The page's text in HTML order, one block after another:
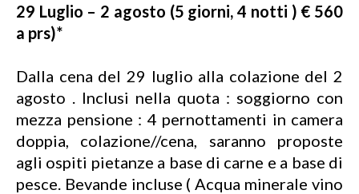
29 Luglio – 2 agosto (5 giorni, 4 notti ) € 560
a prs)*
Dalla cena del 29 luglio alla colazione del 2
agosto . Inclusi nella quota : soggiorno con
mezza pensione : 4 pernottamenti in camera
doppia, colazione//cena, saranno proposte
agli ospiti pietanze a base di carne e a base di
pesce. Bevande incluse ( Acqua minerale vino